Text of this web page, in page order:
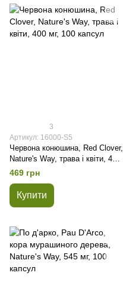
3
Артикул: 16000-S5
Червона конюшина, Red Clover,
Nature's Way, трава і квіти, 400
мг, 100 капсул
469 грн
Купити